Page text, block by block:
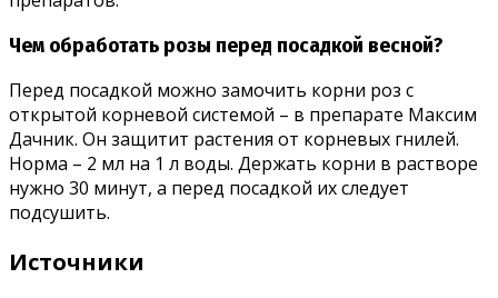
Чем обработать розы перед посадкой весной?
Перед посадкой можно замочить корни роз с
открытой корневой системой – в препарате Максим
Дачник. Он защитит растения от корневых гнилей.
Норма – 2 мл на 1 л воды. Держать корни в растворе
нужно 30 минут, а перед посадкой их следует
подсушить.
Источники